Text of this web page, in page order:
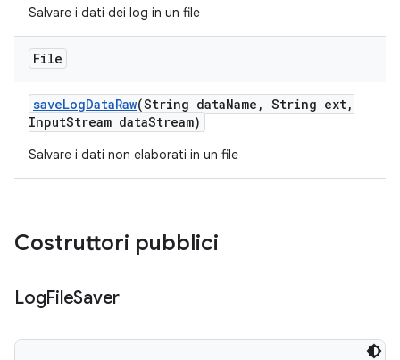
Salvare i dati dei log in un file
File
saveLogDataRaw(String dataName , String ext,
InputStream dataStream)
Salvare i dati non elaborati in un file
Costruttori pubblici
LogFileSaver